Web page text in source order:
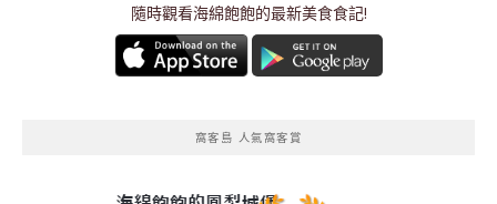
隨時觀看海綿飽飽的最新美食食記!
窩客島 人氣窩客賞